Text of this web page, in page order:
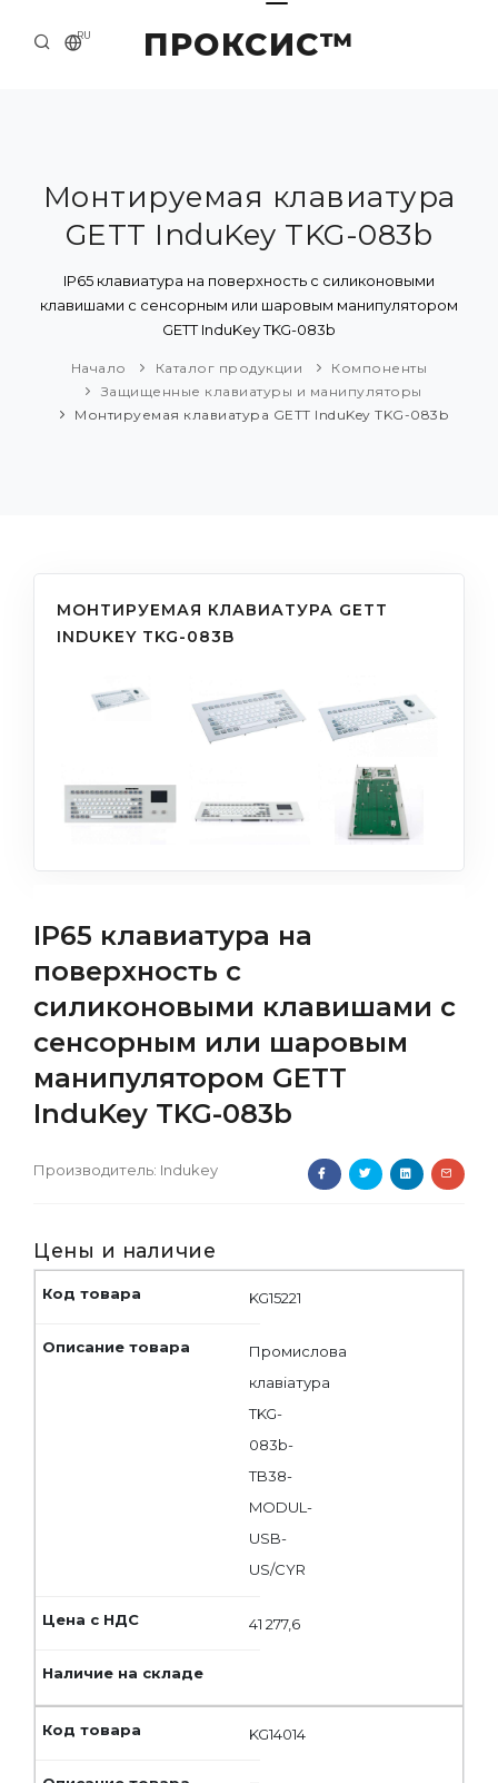
ПРОКСИС™
RU
О КОМПАНИИ
ПРИМЕРЫ И РЕШЕНИЯ
КАТАЛОГ ПРОДУКЦИИ
Монтируемая клавиатура
GETT InduKey TKG-083b
IP65 клавиатура на поверхность с силиконовыми
клавишами с сенсорным или шаровым манипулятором
GETT InduKey TKG-083b
Начало Каталог продукции
Компоненты
Защищенные клавиатуры и манипуляторы
Монтируемая клавиатура GETT InduKey TKG-083b
МОНТИРУЕМАЯ КЛАВИАТУРА GETT
INDUKEY TKG-083B
IP65 клавиатура на
поверхность с
силиконовыми клавишами с
сенсорным или шаровым
манипулятором GETT
InduKey TKG-083b
Производитель: Indukey
Цены и наличие
KG15221
Промислова
клавіатура
TKG-
083b-
TB38-
MODUL-
USB-
US/CYR
41 277,6
KG14014